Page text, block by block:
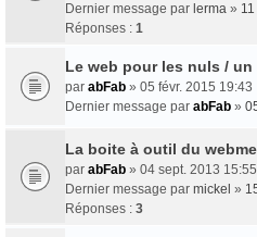
Dernier message par lerma »
Réponses : 1
Le web pour les nuls /
par abFab » 05 févr. 2015 19:43
Dernier message par abFab »
La boite à outil du
par abFab » 04 sept. 2013 15:55
Dernier message par mickel »
Réponses : 3